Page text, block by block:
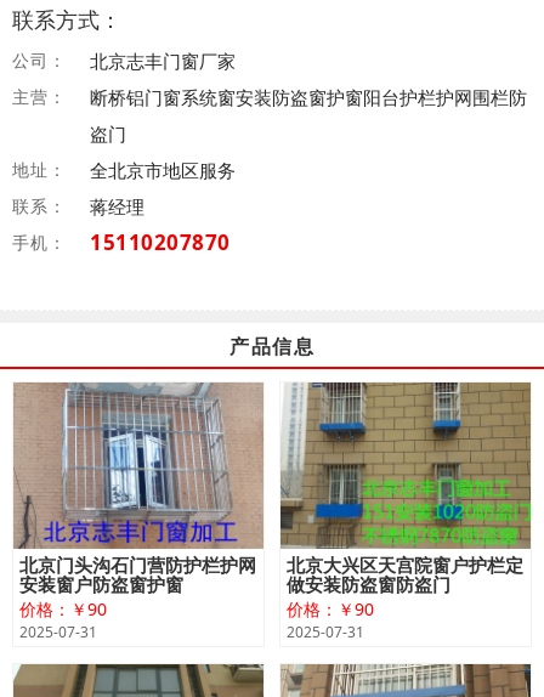
联系方式：
公司： 北京志丰门窗厂家
主营：
断桥铝门窗系统窗安装防盗窗护窗阳台护栏护网围栏防
盗门
地址： 全北京市地区服务
联系： 蒋经理
手机： 15110207870
产品信息
北京门头沟石门营防护栏护网
安装窗户防盗窗护窗
价格：￥90
2025-07-31
北京大兴区天宫院窗户护栏定
做安装防盗窗防盗门
价格：￥90
2025-07-31